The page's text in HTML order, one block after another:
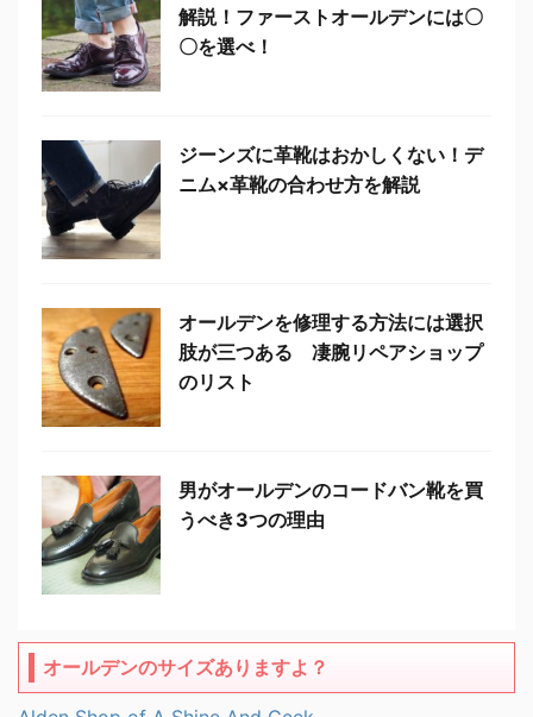
解説！ファーストオールデンには〇
〇を選べ！
ジーンズに革靴はおかしくない！デ
ニム×革靴の合わせ方を解説
オールデンを修理する方法には選択
肢が三つある 凄腕リペアショップ
のリスト
男がオールデンのコードバン靴を買
うべき3つの理由
オールデンのサイズありますよ？